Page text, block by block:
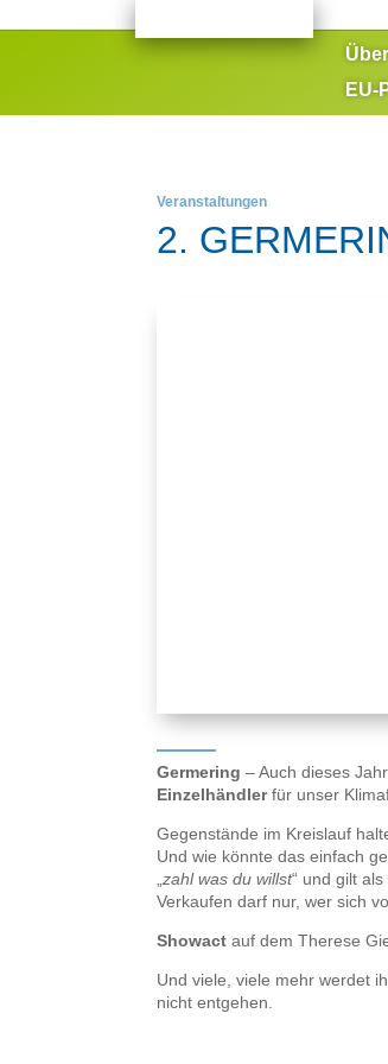
EU-
Veranstaltungen
2.
Germering – Auch dieses
Einzelhändlerfür unser
Gegenstände im Kreislauf
Und wie könnte das einfach
zahl was du willst“ und gilt
Verkaufen darf nur, wer sich
Showact auf dem Therese
Und viele, viele mehr werdet
nicht entgehen.